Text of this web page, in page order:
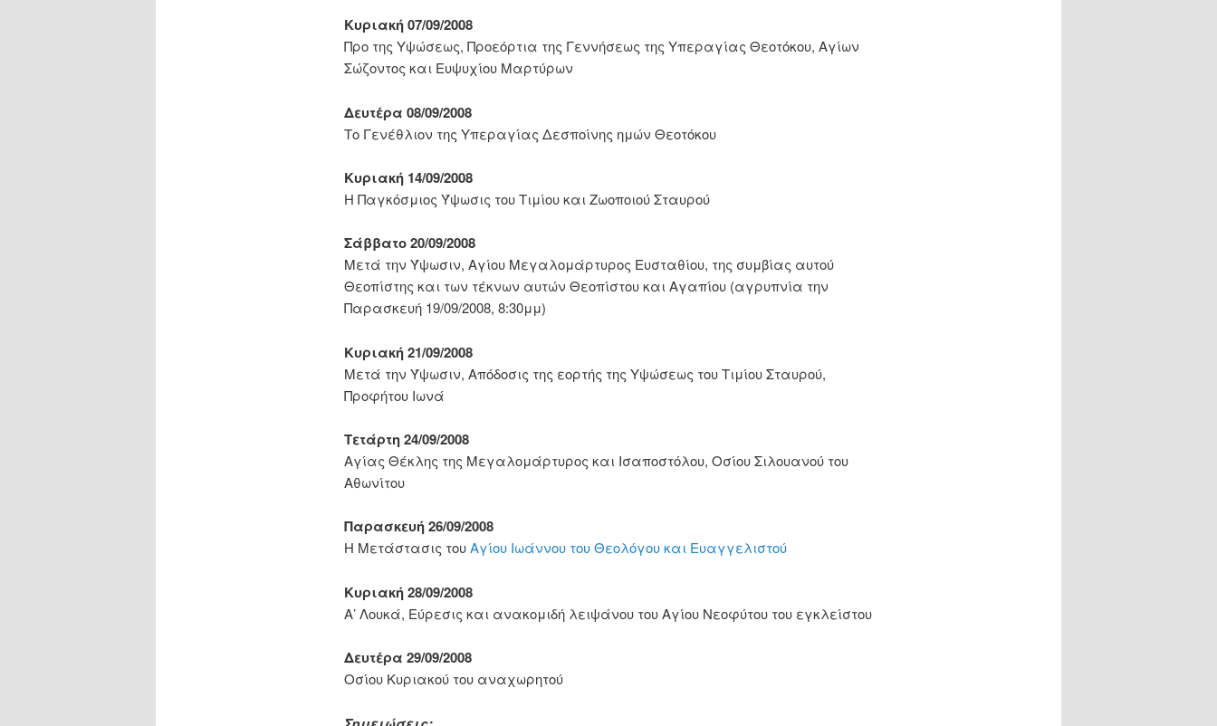
Κυριακή 07/09/2008
Προ της Υψώσεως, Προεόρτια της Γεννήσεως της Υπεραγίας Θεοτόκου, Αγίων
Σώζοντος και Ευψυχίου Μαρτύρων
Δευτέρα 08/09/2008
Το Γενέθλιον της Υπεραγίας Δεσποίνης ημών Θεοτόκου
Κυριακή 14/09/2008
Η Παγκόσμιος Ύψωσις του Τιμίου και Ζωοποιού Σταυρού
Σάββατο 20/09/2008
Μετά την Ύψωσιν, Αγίου Μεγαλομάρτυρος Ευσταθίου, της συμβίας αυτού
Θεοπίστης και των τέκνων αυτών Θεοπίστου και Αγαπίου (αγρυπνία την
Παρασκευή 19/09/2008, 8:30μμ)
Κυριακή 21/09/2008
Μετά την Ύψωσιν, Απόδοσις της εορτής της Υψώσεως του Τιμίου Σταυρού,
Προφήτου Ιωνά
Τετάρτη 24/09/2008
Αγίας Θέκλης της Μεγαλομάρτυρος και Ισαποστόλου, Οσίου Σιλουανού του
Αθωνίτου
Παρασκευή 26/09/2008
Η Μετάστασις τουΑγίου Ιωάννου του Θεολόγου και Ευαγγελιστού
Κυριακή 28/09/2008
Α’ Λουκά, Εύρεσις και ανακομιδή λειψάνου του Αγίου Νεοφύτου του εγκλείστου
Δευτέρα 29/09/2008
Οσίου Κυριακού του αναχωρητού